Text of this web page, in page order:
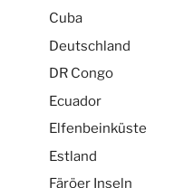
Cuba
Deutschland
DR Congo
Ecuador
Elfenbeinküste
Estland
Färöer Inseln